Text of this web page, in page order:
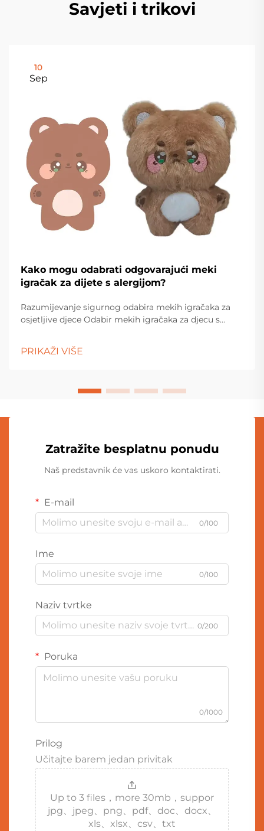
Savjeti i trikovi
10
Sep
Kako mogu odabrati odgovarajući meki
igračak za dijete s alergijom?
Razumijevanje sigurnog odabira mekih igračaka za
osjetljive djece Odabir mekih igračaka za djecu s
na detalje. Roditelji i skrbnici moraju se kretati kroz
različite materijale, proizvodne procese...
PRIKAŽI VIŠE
Zatražite besplatnu ponudu
Naš predstavnik će vas uskoro kontaktirati.
E-mail
0/100
Ime
0/100
Naziv tvrtke
0/200
Poruka
0/1000
Prilog
Učitajte barem jedan privitak
Up to 3 files，more 30mb，suppor
jpg、jpeg、png、pdf、doc、docx、
xls、xlsx、csv、txt